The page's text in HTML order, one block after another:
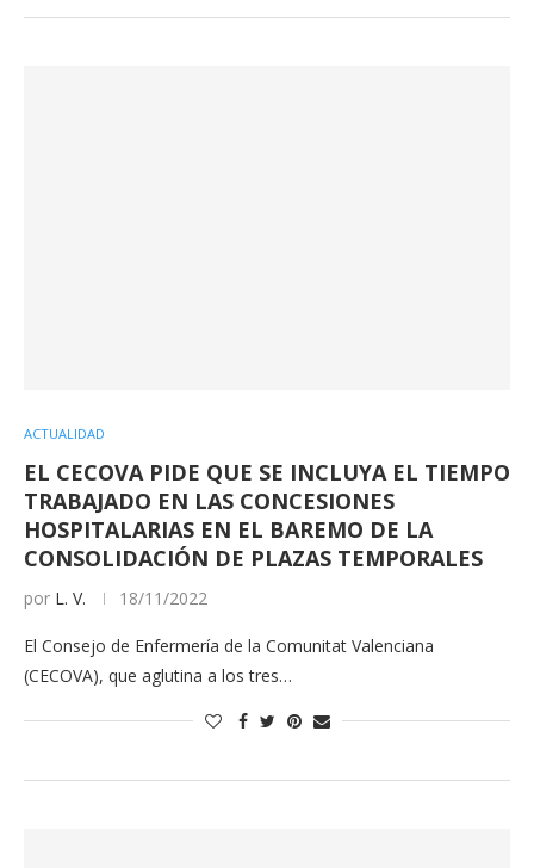
ACTUALIDAD
EL CECOVA PIDE QUE SE INCLUYA EL TIEMPO
TRABAJADO EN LAS CONCESIONES
HOSPITALARIAS EN EL BAREMO DE LA
CONSOLIDACIÓN DE PLAZAS TEMPORALES
por L. V. 18/11/2022
El Consejo de Enfermería de la Comunitat Valenciana
(CECOVA), que aglutina a los tres…